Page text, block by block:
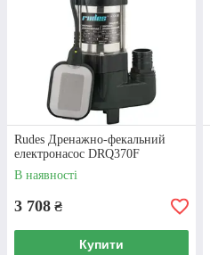
Особливі
Готові оплатити
умови оплати
наперед (100%
торг, а також наш
знижки (залежно від
Телефонуйте, аби
дізнатися подробиці.
Rudes Дренажно-фекальний
електронасос DRQ370F
В наявності
3 708 ₴
Купити